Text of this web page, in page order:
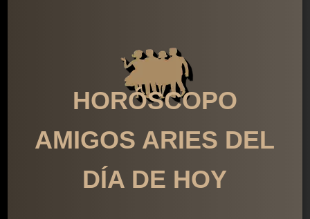
HORÓSCOPO
AMIGOS ARIES DEL
DÍA DE HOY